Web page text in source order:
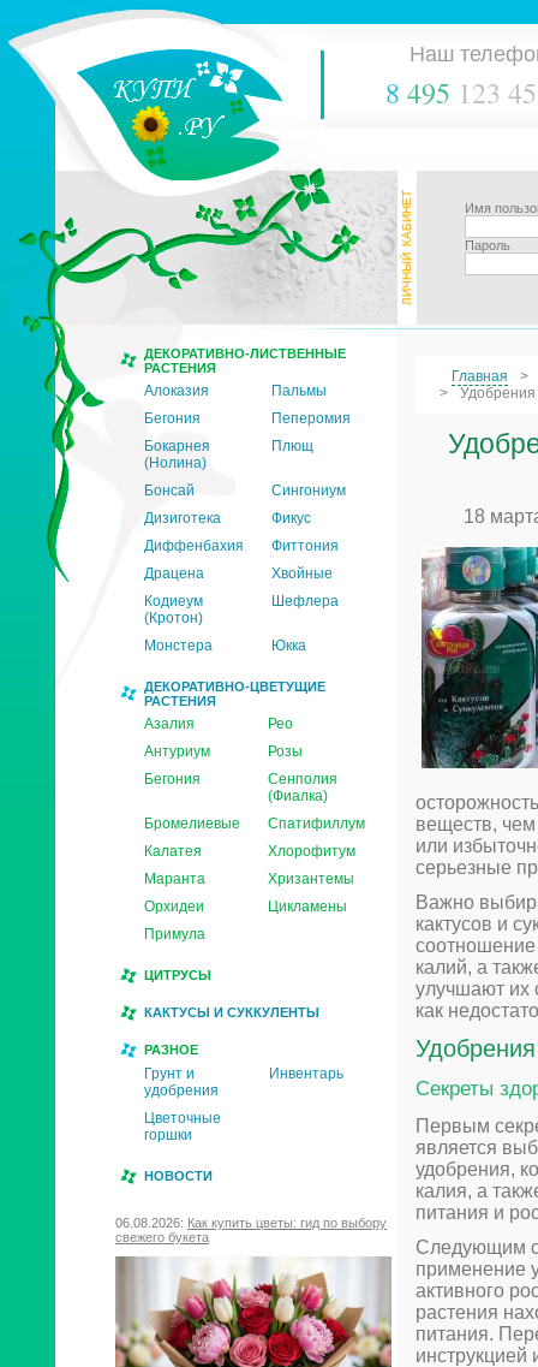
Наш
8 495 123
Имя
Пароль
ДЕКОРАТИВНО-ЛИСТВЕННЫЕ
РАСТЕНИЯ
Алоказия
Пальмы
Бегония
Пеперомия
Бокарнея
(Нолина)
Плющ
Бонсай
Сингониум
Дизиготека
Фикус
Диффенбахия
Фиттония
Драцена
Хвойные
Кодиеум
(Кротон)
Шефлера
Монстера Юкка
ДЕКОРАТИВНО-ЦВЕТУЩИЕ
РАСТЕНИЯ
Азалия
Рео
Антуриум
Розы
Бегония
Сенполия
(Фиалка)
Бромелиевые
Спатифиллум
Калатея
Хлорофитум
Маранта
Хризантемы
Орхидеи
Цикламены
Примула
ЦИТРУСЫ
КАКТУСЫ И СУККУЛЕНТЫ
РАЗНОЕ
Грунт и
удобрения
Инвентарь
Цветочные
горшки
НОВОСТИ
06.08.2026: Как купить цветы: гид по выбору
свежего букета
Главная
Удобрения
18
веществ,
или
серьезные
Важно
кактусов и
соотношение
калий, а
улучшают их
как
Удобрения
Секреты
Первым
является
удобрения,
калия, а
питания и
Следующим
применение
активного
растения
питания.
инструкцией